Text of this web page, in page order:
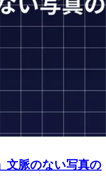
文脈のない写真の